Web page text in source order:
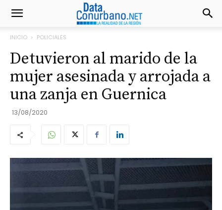
INICIO POLICIALES
Detuvieron al marido de la
mujer asesinada y arrojada a
una zanja en Guernica
13/08/2020